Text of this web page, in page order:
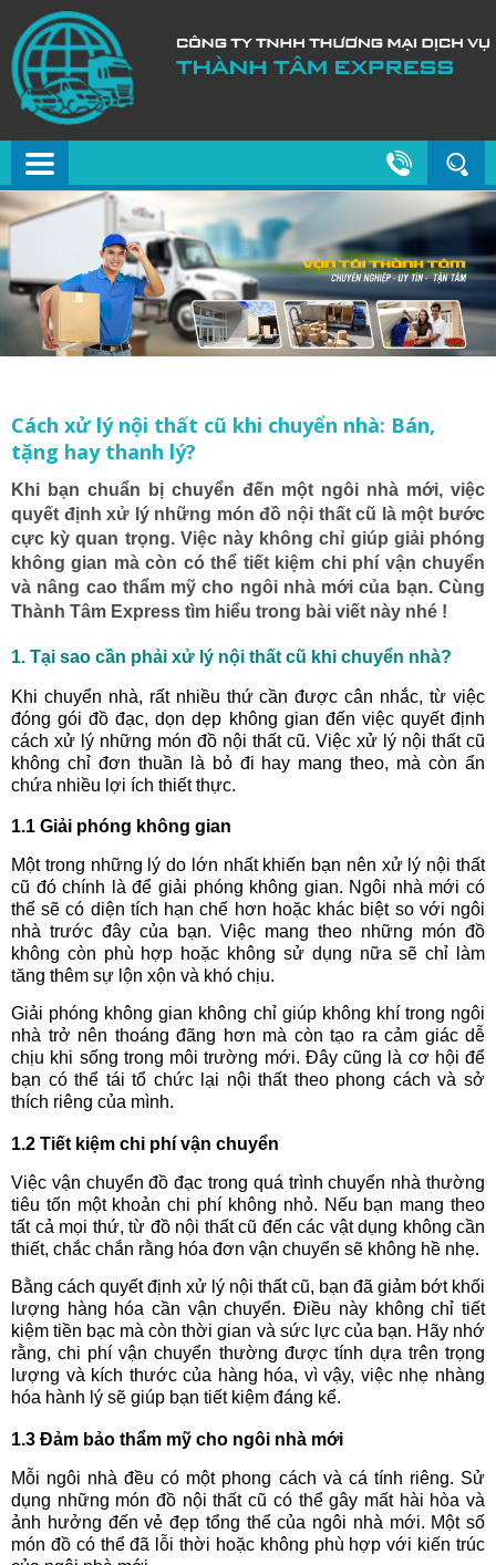
Cách xử lý nội thất cũ khi chuyển nhà: Bán,
tặng hay thanh lý?
Khi bạn chuẩn bị chuyển đến một ngôi nhà mới, việc
quyết định xử lý những món đồ nội thất cũ là một bước
cực kỳ quan trọng. Việc này không chỉ giúp giải phóng
không gian mà còn có thể tiết kiệm chi phí vận chuyển
và nâng cao thẩm mỹ cho ngôi nhà mới của bạn. Cùng
Thành Tâm Express tìm hiểu trong bài viết này nhé !
1. Tại sao cần phải xử lý nội thất cũ khi chuyển nhà?
Khi chuyển nhà, rất nhiều thứ cần được cân nhắc, từ việc
đóng gói đồ đạc, dọn dẹp không gian đến việc quyết định
cách xử lý những món đồ nội thất cũ. Việc xử lý nội thất cũ
không chỉ đơn thuần là bỏ đi hay mang theo, mà còn ẩn
chứa nhiều lợi ích thiết thực.
1.1 Giải phóng không gian
Một trong những lý do lớn nhất khiến bạn nên xử lý nội thất
cũ đó chính là để giải phóng không gian. Ngôi nhà mới có
thể sẽ có diện tích hạn chế hơn hoặc khác biệt so với ngôi
nhà trước đây của bạn. Việc mang theo những món đồ
không còn phù hợp hoặc không sử dụng nữa sẽ chỉ làm
tăng thêm sự lộn xộn và khó chịu.
Giải phóng không gian không chỉ giúp không khí trong ngôi
nhà trở nên thoáng đãng hơn mà còn tạo ra cảm giác dễ
chịu khi sống trong môi trường mới. Đây cũng là cơ hội để
bạn có thể tái tổ chức lại nội thất theo phong cách và sở
thích riêng của mình.
1.2 Tiết kiệm chi phí vận chuyển
Việc vận chuyển đồ đạc trong quá trình chuyển nhà thường
tiêu tốn một khoản chi phí không nhỏ. Nếu bạn mang theo
tất cả mọi thứ, từ đồ nội thất cũ đến các vật dụng không cần
thiết, chắc chắn rằng hóa đơn vận chuyển sẽ không hề nhẹ.
Bằng cách quyết định xử lý nội thất cũ, bạn đã giảm bớt khối
lượng hàng hóa cần vận chuyển. Điều này không chỉ tiết
kiệm tiền bạc mà còn thời gian và sức lực của bạn. Hãy nhớ
rằng, chi phí vận chuyển thường được tính dựa trên trọng
lượng và kích thước của hàng hóa, vì vậy, việc nhẹ nhàng
hóa hành lý sẽ giúp bạn tiết kiệm đáng kể.
1.3 Đảm bảo thẩm mỹ cho ngôi nhà mới
Mỗi ngôi nhà đều có một phong cách và cá tính riêng. Sử
dụng những món đồ nội thất cũ có thể gây mất hài hòa và
ảnh hưởng đến vẻ đẹp tổng thể của ngôi nhà mới. Một số
món đồ có thể đã lỗi thời hoặc không phù hợp với kiến trúc